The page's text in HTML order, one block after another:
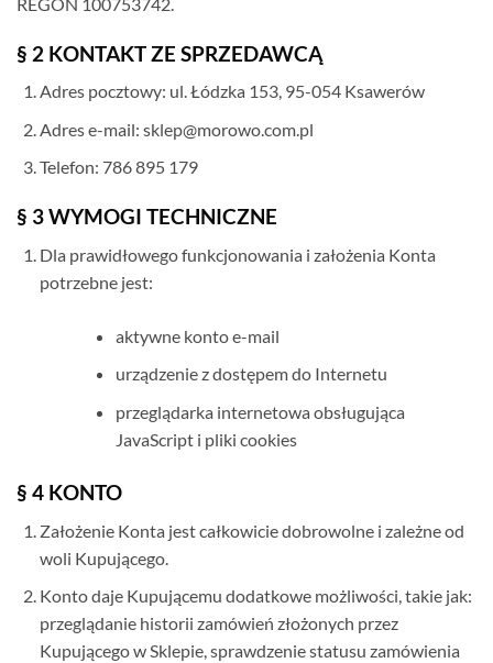
§ 2 KONTAKT ZE SPRZEDAWCĄ
Adres pocztowy: ul. Łódzka 153, 95-054 Ksawerów
Adres e-mail: sklep@morowo.com.pl
Telefon: 786 895 179
§ 3 WYMOGI TECHNICZNE
Dla prawidłowego funkcjonowania i założenia Konta
potrzebne jest:
aktywne konto e-mail
urządzenie z dostępem do Internetu
przeglądarka internetowa obsługująca
JavaScript i pliki cookies
§ 4 KONTO
Założenie Konta jest całkowicie dobrowolne i zależne od
woli Kupującego.
Konto daje Kupującemu dodatkowe możliwości, takie jak:
przeglądanie historii zamówień złożonych przez
Kupującego w Sklepie, sprawdzenie statusu zamówienia